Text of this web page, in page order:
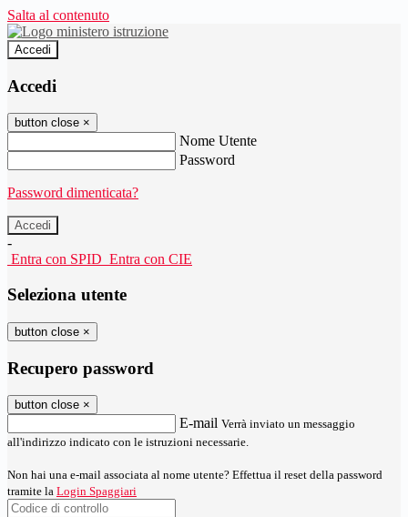
Salta al contenuto
Accedi
Accedi
button close ×
Nome Utente
Password
Password dimenticata?
-
Entra con SPID Entra con CIE
Seleziona utente
button close ×
Recupero password
button close ×
E-mail Verrà inviato un messaggio
all'indirizzo indicato con le istruzioni necessarie.
Non hai una e-mail associata al nome utente? Effettua il reset della password
tramite la Login Spaggiari